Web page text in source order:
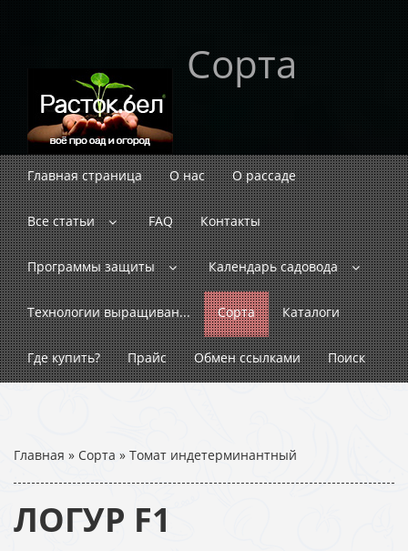
Сорта
Главная страница О нас О рассаде
Все статьи FAQ Контакты
Программы защиты Календарь садовода
Технологии выращиван... Сорта Каталоги
Где купить? Прайс Обмен ссылками Поиск
Главная » Сорта » Томат индетерминантный
ЛОГУР F1